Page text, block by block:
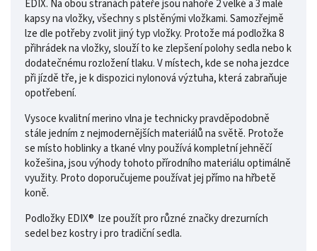
EDIX. Na obou stranách páteře jsou nahoře 2 velké a 3 malé
kapsy na vložky, všechny s plstěnými vložkami. Samozřejmě
lze dle potřeby zvolit jiný typ vložky. Protože má podložka 8
přihrádek na vložky, slouží to ke zlepšení polohy sedla nebo k
dodatečnému rozložení tlaku. V místech, kde se noha jezdce
při jízdě tře, je k dispozici nylonová výztuha, která zabraňuje
opotřebení.
Vysoce kvalitní merino vlna je technicky pravděpodobně
stále jedním z nejmodernějších materiálů na světě. Protože
se místo hoblinky a tkané vlny používá kompletní jehněčí
kožešina, jsou výhody tohoto přírodního materiálu optimálně
využity. Proto doporučujeme používat jej přímo na hřbetě
koně.
Podložky EDIX® lze použít pro různé značky drezurních
sedel bez kostry i pro tradiční sedla.